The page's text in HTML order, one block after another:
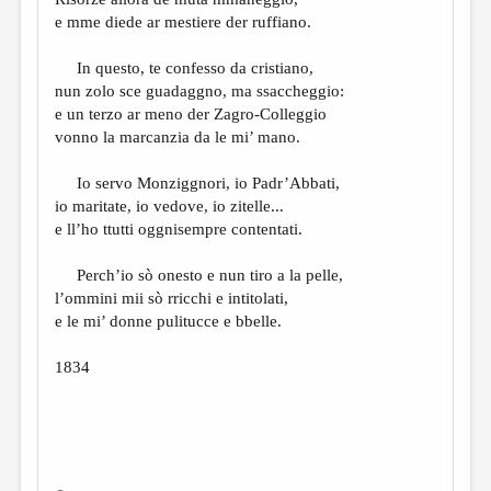
МАЛАЯ ПРОЗА
ЛИТЕРАТУРОВЕДЕНИЕ
КУЛЬТУРОВЕДЕНИЕ
РЕЦЕНЗИРОВАНИЕ
ЦИКЛЫ ПУБЛИКАЦИЙ
ТРЕДИАКОВСКИЙ
МЕДИА
e mme diede ar mestiere der ruffiano.
In questo, te confesso da cristiano,
nun zolo sce guadaggno, ma ssaccheggio:
e un terzo ar meno der Zagro-Colleggio
vonno la marcanzia da le mi’ mano.
Io servo Monziggnori, io Padr’Abbati,
io maritate, io vedove, io zitelle...
e ll’ho ttutti oggnisempre contentati.
Perch’io sò onesto e nun tiro a la pelle,
l’ommini mii sò rricchi e intitolati,
e le mi’ donne pulitucce e bbelle.
1834